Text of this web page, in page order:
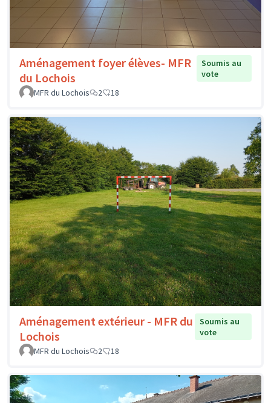
Aménagement foyer élèves- MFR
du Lochois
Soumis au
vote
MFR du Lochois
2 18
Aménagement extérieur - MFR du
Lochois
Soumis au
vote
MFR du Lochois
2 18